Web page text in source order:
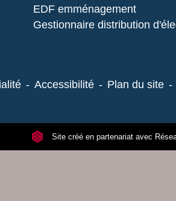
EDF emménagement
Gestionnaire distribution
- Accessibilité - Plan du site -
Site créé en partenariat avec